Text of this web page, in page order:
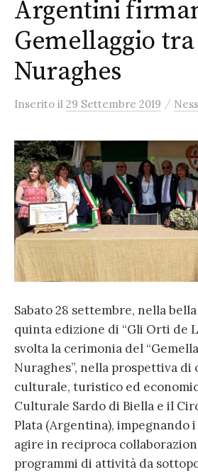
Argentini
Gemellaggio tra
Nuraghes
Inserito il 29 Settembre 2019 /
Sabato 28 settembre, nella
quinta edizione di “Gli Orti de
svolta la cerimonia del
Nuraghes”, nella prospettiva di
culturale, turistico ed
Culturale Sardo di Biella e il
Plata (Argentina), impegnando
agire in reciproca
programmi di attività da